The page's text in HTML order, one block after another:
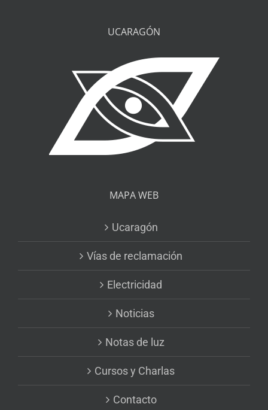
UCARAGÓN
MAPA WEB
Ucaragón
Vías de reclamación
Electricidad
Noticias
Notas de luz
Cursos y Charlas
Contacto